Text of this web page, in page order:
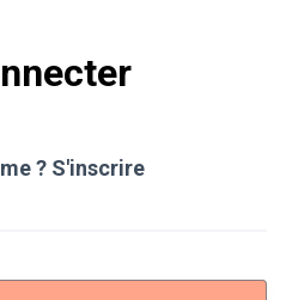
? S'inscrire